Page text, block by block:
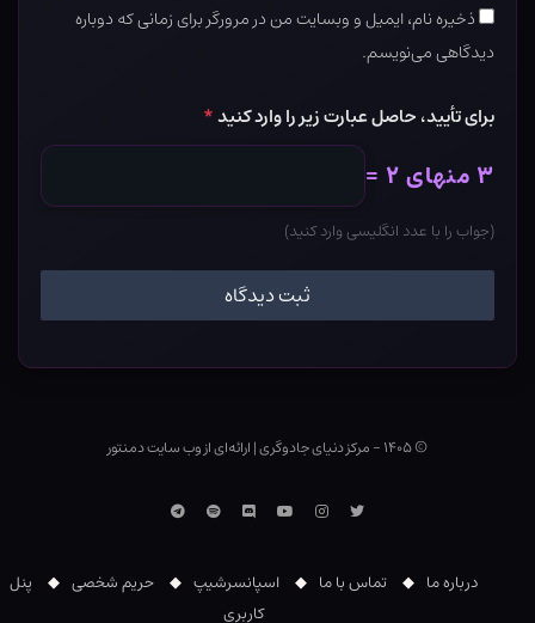
ذخیره نام، ایمیل و وبسایت من در مرورگر برای زمانی که دوباره
دیدگاهی می‌نویسم.
برای تأیید، حاصل عبارت زیر را وارد کنید*
۳ منهای ۲ =
(جواب را با عدد انگلیسی وارد کنید)
© ۱۴۰۵ - مرکز دنیای جادوگری |ارائه‌ای از وب ‌سایت دمنتور
توییتراینستاگرام
یوتوبDiscordاسپاتیفایتلگرام
درباره ما تماس با ما اسپانسرشیپ حریم شخصی
پنل
کاربری